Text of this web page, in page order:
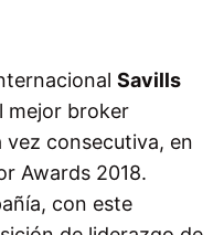
Savills
mejor broker
vez consecutiva, en
Awards 2018.
con este